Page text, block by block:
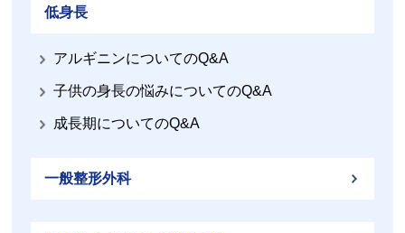
低身長
アルギニンについてのQ&A
子供の身長の悩みについてのQ&A
成長期についてのQ&A
一般整形外科